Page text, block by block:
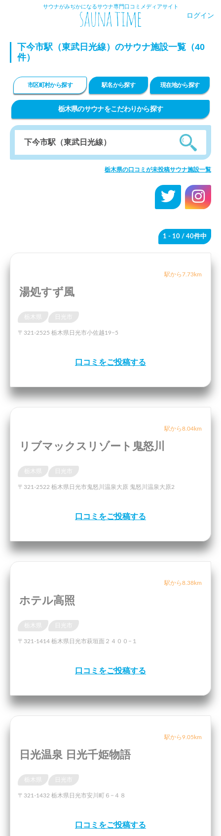
サウナがみぢかになるサウナ専門口コミメディアサイト
ログイン
下今市駅（東武日光線）のサウナ施設一覧（40
件）
市区町村から探す 駅名から探す 現在地から探す
栃木県のサウナをこだわりから探す
栃木県の口コミが未投稿サウナ施設一覧
1 - 10 / 40件中
駅から7.73km
湯処すず風
〒321-2525 栃木県日光市小佐越19−5
口コミをご投稿する
駅から8.04km
リブマックスリゾート鬼怒川
〒321-2522 栃木県日光市鬼怒川温泉大原 鬼怒川温泉大原2
口コミをご投稿する
駅から8.38km
ホテル高照
〒321-1414 栃木県日光市萩垣面２４００−１
口コミをご投稿する
駅から9.05km
日光温泉 日光千姫物語
〒321-1432 栃木県日光市安川町６−４８
口コミをご投稿する